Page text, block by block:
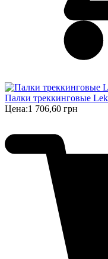
Палки треккинговые
Цена:1 706,60 грн